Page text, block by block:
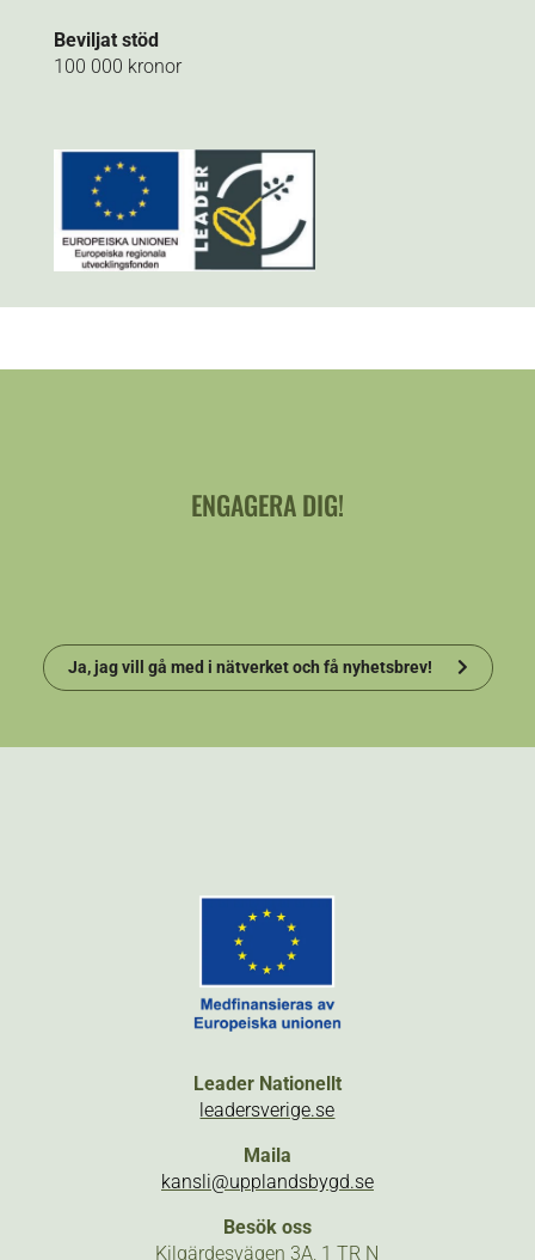
Beviljat stöd
100 000 kronor
ENGAGERA DIG!
Ja, jag vill gå med i nätverket och få nyhetsbrev!
Leader Nationellt
leadersverige.se
Maila
kansli@upplandsbygd.se
Besök oss
Kilgärdesvägen 3A, 1 TR N